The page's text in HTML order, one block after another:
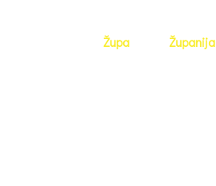
Župa Županija